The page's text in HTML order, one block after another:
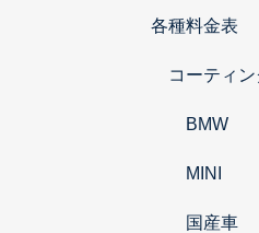
各種料金表
コーティ
BMW
MINI
国産車